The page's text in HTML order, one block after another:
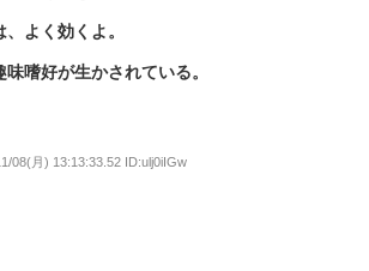
よく効くよ。
嗜好が生かされている。
08(月) 13:13:33.52 ID:ulj0iIGw